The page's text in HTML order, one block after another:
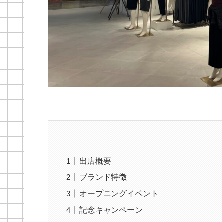
出店概要
ブランド特徴
オープニングイベント
記念キャンペーン